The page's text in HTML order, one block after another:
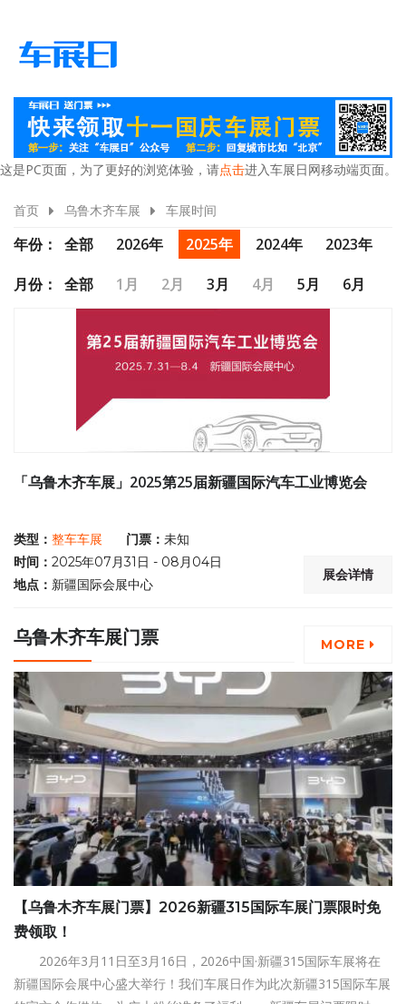
这是PC页面，为了更好的浏览体验，请点击进入车展日网移动端页面。
首页 乌鲁木齐车展 车展时间
年份： 全部 2026年 2025年 2024年
2023年
2022年
2021年 2020年
月份： 全部 1月 2月 3月 4月 5月
6月
「乌鲁木齐车展」2025第25届新疆国际汽车工业博览会
类型： 整车车展 门票： 未知
时间： 2025年07月31日 - 08月04日
地点： 新疆国际会展中心
展会详情
乌鲁木齐车展门票 MORE
【乌鲁木齐车展门票】2026新疆315国际车展门票限时免
费领取！
2026年3月11日至3月16日，2026中国·新疆315国际车展将在
新疆国际会展中心盛大举行！我们车展日作为此次新疆315国际车展